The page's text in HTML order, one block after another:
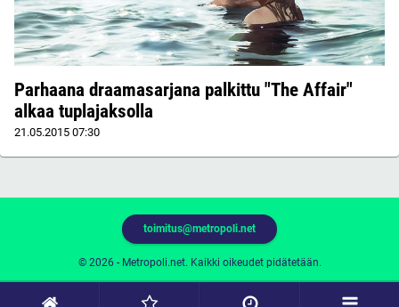
Parhaana draamasarjana palkittu "The Affair"
alkaa tuplajaksolla
21.05.2015 07:30
© 2026 - Metropoli.net. Kaikki oikeudet pidätetään.
toimitus@metropoli.net